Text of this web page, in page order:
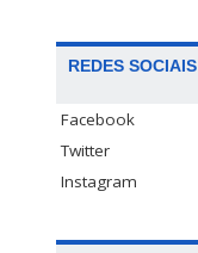
REDES SOCIAIS
Facebook
Twitter
Instagram